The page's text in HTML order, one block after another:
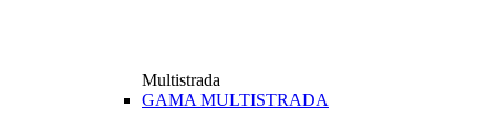
Multistrada
GAMA MULTISTRADA